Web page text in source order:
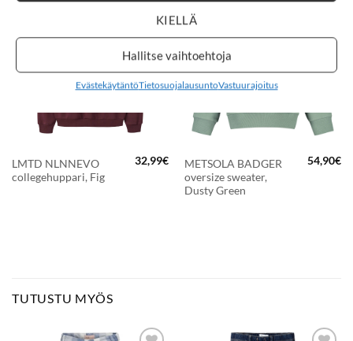
KIELLÄ
Hallitse vaihtoehtoja
EvästekäytäntöTietosuojalausuntoVastuurajoitus
LMTD NLNNEVO
collegehuppari, Fig
32,99€
METSOLA BADGER
oversize sweater,
Dusty Green
54,90€
TUTUSTU MYÖS